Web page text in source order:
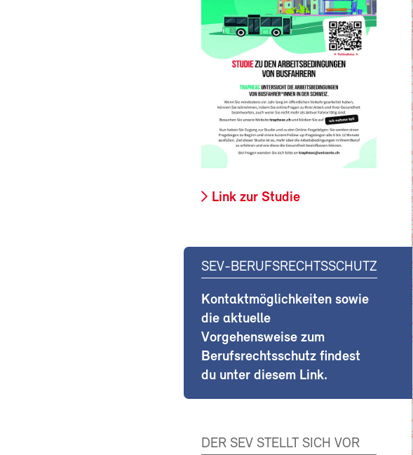
Link zur Studie
SEV-BERUFSRECHTSSCHUTZ
Kontaktmöglichkeiten sowie
die aktuelle
Vorgehensweise zum
Berufsrechtsschutz findest
du unter diesem Link.
DER SEV STELLT SICH VOR